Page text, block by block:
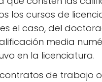
los cursos de
es el caso, del
media
en la licenciatura.
contratos de trabajo